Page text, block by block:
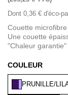
Dont 0,36 € d'éco-
Couette
Une couette
"Chaleur garantie"
COULEUR
PRUNILLE/